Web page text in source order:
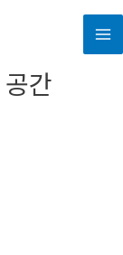
간